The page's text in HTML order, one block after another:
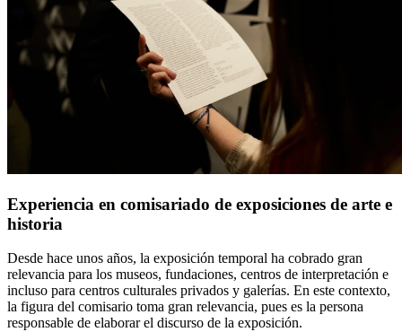
Experiencia en comisariado de exposiciones de arte e
historia
Desde hace unos años, la exposición temporal ha cobrado gran
relevancia para los museos, fundaciones, centros de interpretación e
incluso para centros culturales privados y galerías. En este contexto,
la figura del comisario toma gran relevancia, pues es la persona
responsable de elaborar el discurso de la exposición.